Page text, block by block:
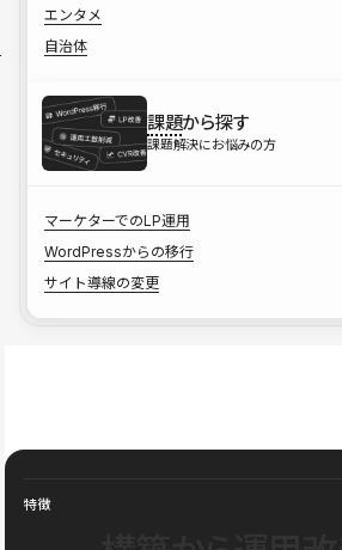
エンタメ
自治体
課題から探す
課題解決にお悩みの方
マーケターでのLP運用
WordPressからの移行
サイト導線の変更
特徴